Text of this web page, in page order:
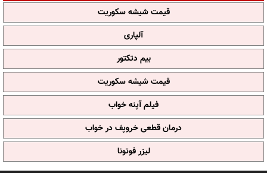
قیمت شیشه سکوریت
آلپاری
بیم دتکتور
قیمت شیشه سکوریت
فیلم آپنه خواب
درمان قطعی خروپف در خواب
لیزر فوتونا